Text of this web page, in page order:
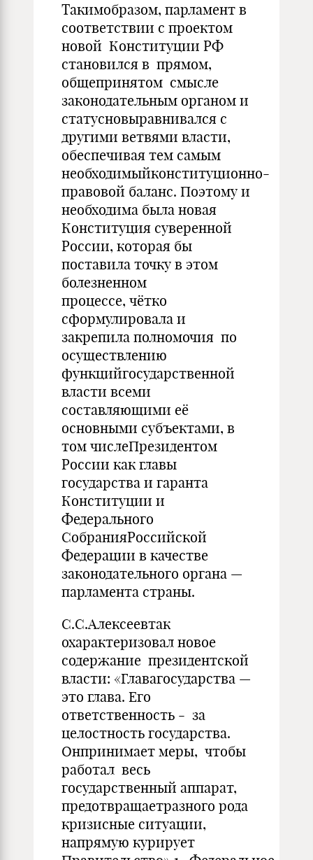
Такимобразом, парламент в
соответствии с проектом
новой Конституции РФ
становился в прямом,
общепринятом смысле
законодательным органом и
статусновыравнивался с
другими ветвями власти,
обеспечивая тем самым
необходимыйконституционно-
правовой баланс. Поэтому и
необходима была новая
Конституция суверенной
России, которая бы
поставила точку в этом
болезненном
процессе, чётко
сформулировала и
закрепила полномочия по
осуществлению
функцийгосударственной
власти всеми
составляющими её
основными субъектами, в
том числеПрезидентом
России как главы
государства и гаранта
Конституции и
Федерального
СобранияРоссийской
Федерации в качестве
законодательного органа —
парламента страны.
С.С.Алексеевтак
охарактеризовал новое
содержание президентской
власти: «Главагосударства —
это глава. Его
ответственность - за
целостность государства.
Онпринимает меры, чтобы
работал весь
государственный аппарат,
предотвращаетразного рода
кризисные ситуации,
напрямую курирует